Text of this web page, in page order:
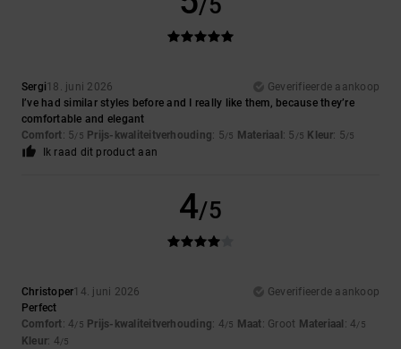
/5
Sergi18. juni 2026
Geverifieerde aankoop
I’ve had similar styles before and I really like them, because they’re
comfortable and elegant
Comfort: 5/5 Prijs-kwaliteitverhouding: 5/5 Materiaal : 5 /5 Kleur: 5/5
Ik raad dit product aan
4/5
Christoper14. juni 2026
Geverifieerde aankoop
Perfect
Comfort: 4/5 Prijs-kwaliteitverhouding: 4/5 Maat: Groot Materiaal : 4/5
Kleur: 4/5